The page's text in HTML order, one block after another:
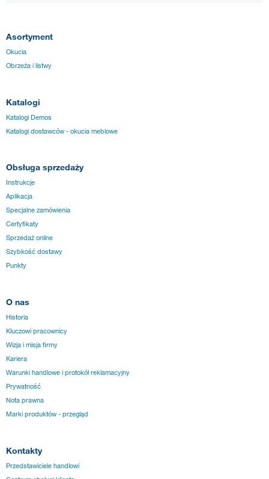
Asortyment
Okucia
Obrzeża i listwy
Katalogi
Katalogi Demos
Katalogi dostawców - okucia meblowe
Obsługa sprzedaży
Instrukcje
Aplikacja
Specjalne zamówienia
Certyfikaty
Sprzedaż online
Szybkość dostawy
Punkty
O nas
Historia
Kluczowi pracownicy
Wizja i misja firmy
Kariera
Warunki handlowe i protokół reklamacyjny
Prywatność
Nota prawna
Marki produktów - przegląd
Kontakty
Przedstawiciele handlowi